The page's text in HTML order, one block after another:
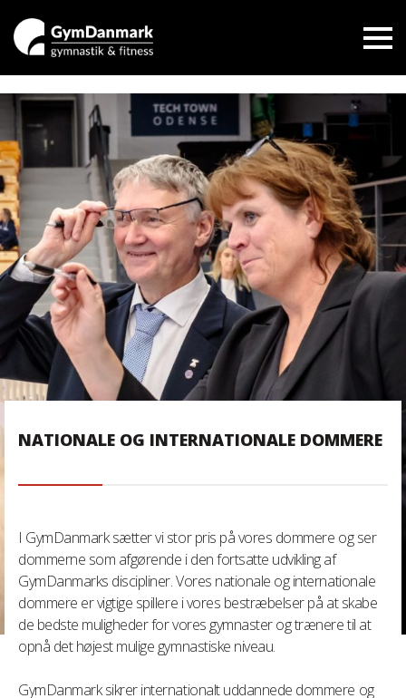
NATIONALE OG INTERNATIONALE DOMMERE
I GymDanmark sætter vi stor pris på vores dommere og ser
dommerne som afgørende i den fortsatte udvikling af
GymDanmarks discipliner. Vores nationale og internationale
dommere er vigtige spillere i vores bestræbelser på at skabe
de bedste muligheder for vores gymnaster og trænere til at
opnå det højest mulige gymnastiske niveau.
GymDanmark sikrer internationalt uddannede dommere og